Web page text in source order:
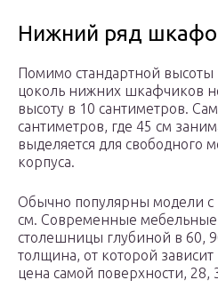
Нижний ряд
Помимо стандартной высоты
цоколь нижних шкафчиков
высоту в 10 сантиметров.
сантиметров, где 45 см
выделяется для свободного
корпуса.
Обычно популярны модели
см. Современные
столешницы глубиной в 60,
толщина, от которой зависит
цена самой поверхности,